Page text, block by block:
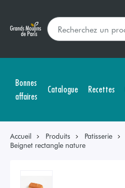
Bonnes
affaires
Catalogue Recettes
Accueil Produits Patisserie
Beignet rectangle nature